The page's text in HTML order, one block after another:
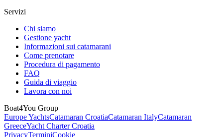
Servizi
Chi siamo
Gestione yacht
Informazioni sui catamarani
Come prenotare
Procedura di pagamento
FAQ
Guida di viaggio
Lavora con noi
Boat4You Group
Europe YachtsCatamaran CroatiaCatamaran ItalyCatamaran
GreeceYacht Charter Croatia
PrivacyTerminiCookie